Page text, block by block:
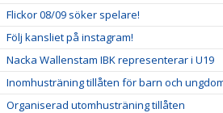
Flickor 08/09 söker spelare!
Följ kansliet på instagram!
Nacka Wallenstam IBK representerar i U19
Inomhusträning tillåten för barn och
Organiserad utomhusträning tillåten